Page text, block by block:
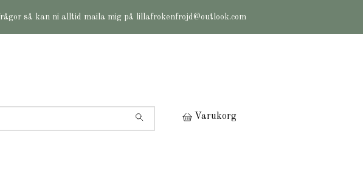
så kan ni alltid maila mig på lillafrokenfrojd@outlook.com
Varukorg